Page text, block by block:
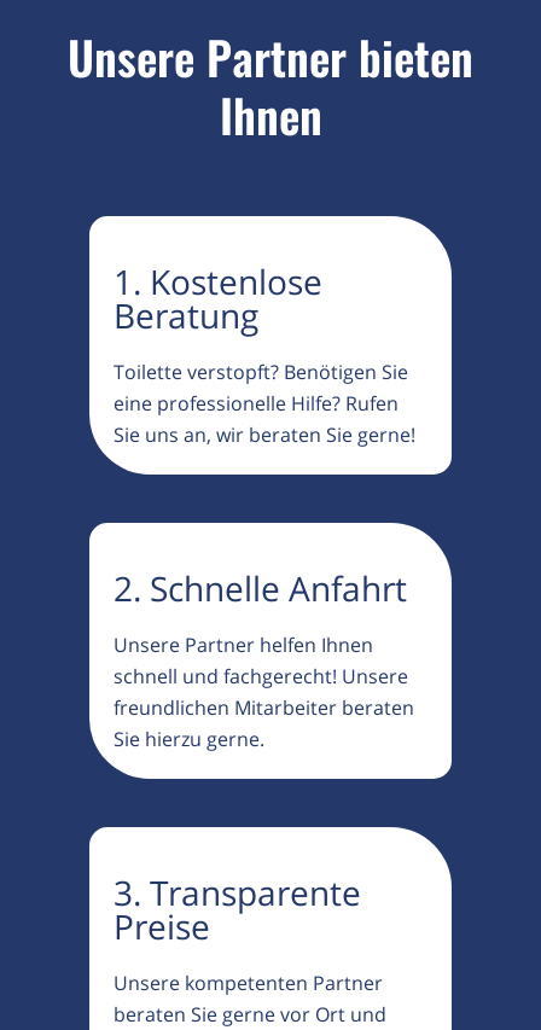
Unsere Partner bieten
Ihnen
1. Kostenlose
Beratung
Toilette verstopft? Benötigen Sie
eine professionelle Hilfe? Rufen
Sie uns an, wir beraten Sie gerne!
2. Schnelle Anfahrt
Unsere Partner helfen Ihnen
schnell und fachgerecht! Unsere
freundlichen Mitarbeiter beraten
Sie hierzu gerne.
3. Transparente
Preise
Unsere kompetenten Partner
beraten Sie gerne vor Ort und